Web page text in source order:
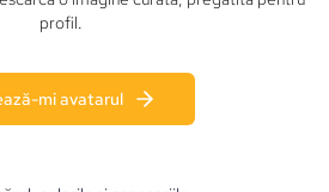
profil.
mi avatarul